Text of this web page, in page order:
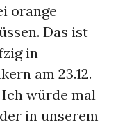
orange
Das ist
in
am 23.12.
würde mal
in unserem